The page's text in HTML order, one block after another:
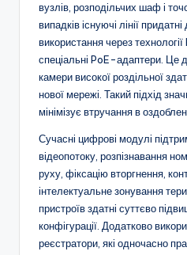
вузлів, розподільчих шаф і
випадків існуючі лінії
використання через
спеціальні PoE-адаптери. Це
камери високої роздільної
нової мережі. Такий підхід
мінімізує втручання в
Сучасні цифрові модулі
відеопотоку, розпізнавання
руху, фіксацію вторгнення,
інтелектуальне зонування
пристроїв здатні суттєво
конфігурації. Додатково
реєстратори, які одночасно